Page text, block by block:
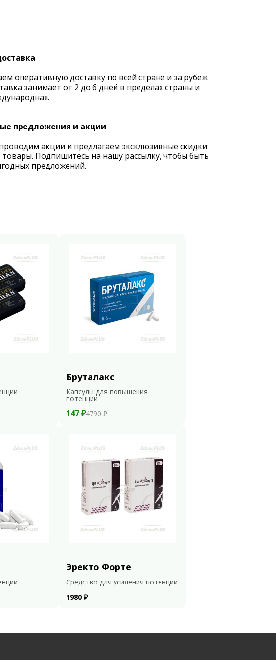
оперативную доставку по всей стране и за рубеж.
занимает от 2 до 6 дней в пределах страны и
предложения и акции
акции и предлагаем эксклюзивные скидки
товары. Подпишитесь на нашу рассылку, чтобы быть
предложений.
Бруталакс
Капсулы для повышения
потенции
147 ₽4790 ₽
Эректо Форте
Средство для усиления потенции
1980 ₽